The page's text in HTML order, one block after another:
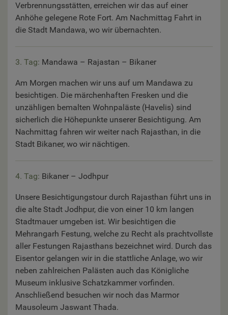
Verbrennungsstätten, erreichen wir das auf einer
Anhöhe gelegene Rote Fort. Am Nachmittag Fahrt in
die Stadt Mandawa, wo wir übernachten.
3. Tag: Mandawa – Rajastan – Bikaner
Am Morgen machen wir uns auf um Mandawa zu
besichtigen. Die märchenhaften Fresken und die
unzähligen bemalten Wohnpaläste (Havelis) sind
sicherlich die Höhepunkte unserer Besichtigung. Am
Nachmittag fahren wir weiter nach Rajasthan, in die
Stadt Bikaner, wo wir nächtigen.
4. Tag: Bikaner – Jodhpur
Unsere Besichtigungstour durch Rajasthan führt uns in
die alte Stadt Jodhpur, die von einer 10 km langen
Stadtmauer umgeben ist. Wir besichtigen die
Mehrangarh Festung, welche zu Recht als prachtvollste
aller Festungen Rajasthans bezeichnet wird. Durch das
Eisentor gelangen wir in die stattliche Anlage, wo wir
neben zahlreichen Palästen auch das Königliche
Museum inklusive Schatzkammer vorfinden.
Anschließend besuchen wir noch das Marmor
Mausoleum Jaswant Thada.